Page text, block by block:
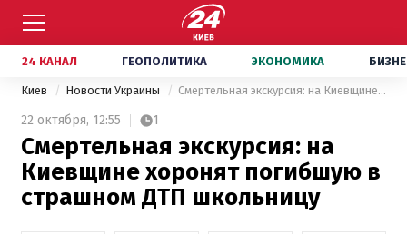
24 КАНАЛ ГЕОПОЛИТИКА ЭКОНОМИКА
Киев Новости Украины Смертельная экскурсия: на Киевщине хоронят погибшую в страшном ДТП школьницу
22 октября, 12:55 1
Смертельная экскурсия: на
Киевщине хоронят погибшую в
страшном ДТП школьницу